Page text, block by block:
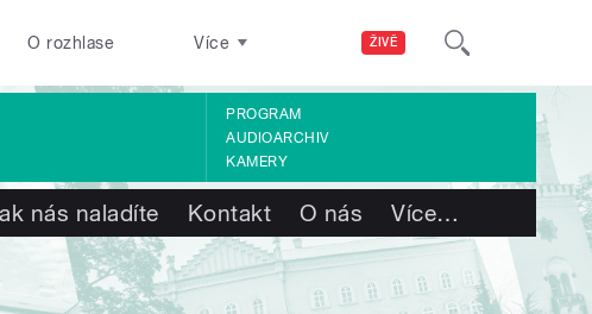
ŽIVĚ
O rozhlase Více
PROGRAM
AUDIOARCHIV
KAMERY
nás naladíte Kontakt O nás Více…